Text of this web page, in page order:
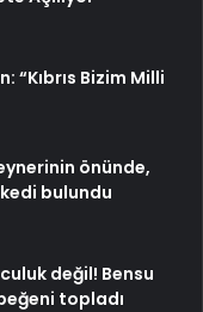
“Kıbrıs Bizim Milli
önünde,
bulundu
değil! Bensu
topladı